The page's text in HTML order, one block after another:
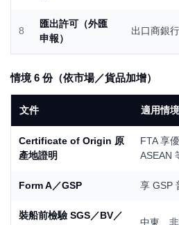
8
匯出許可（外匯
申報）
出口商銀行
情境 6 份（依市場／貨品加增）
文件 適用情境
Certificate of Origin 原
產地證明
FTA 享
ASEAN
Form A／GSP 享 GSP
裝船前檢驗 SGS／BV／
中東、